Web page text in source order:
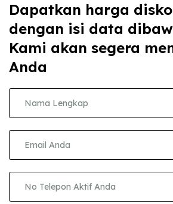
Dapatkan harga
dengan isi data
Kami akan segera
Anda